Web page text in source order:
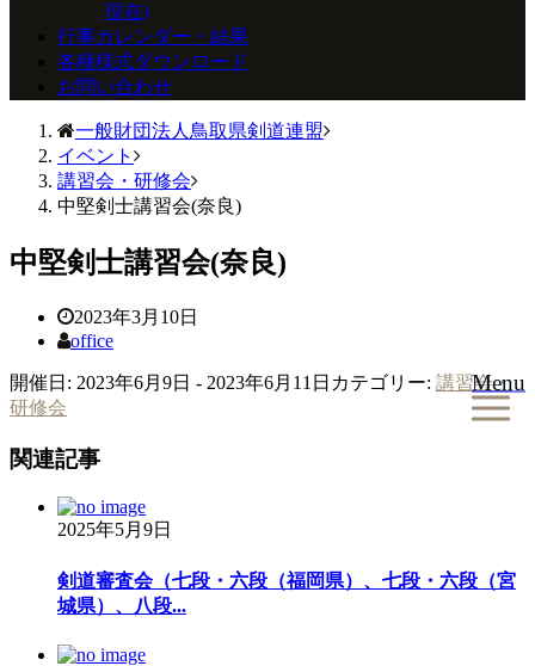
Menu
現在)
行事カレンダー・結果
各種様式ダウンロード
お問い合わせ
一般財団法人鳥取県剣道連盟
イベント
講習会・研修会
中堅剣士講習会(奈良)
中堅剣士講習会(奈良)
2023年3月10日
office
開催日: 2023年6月9日 - 2023年6月11日 カテゴリー: 講習会・
研修会
関連記事
2025年5月9日
剣道審査会（七段・六段（福岡県）、七段・六段（宮
城県）、八段...